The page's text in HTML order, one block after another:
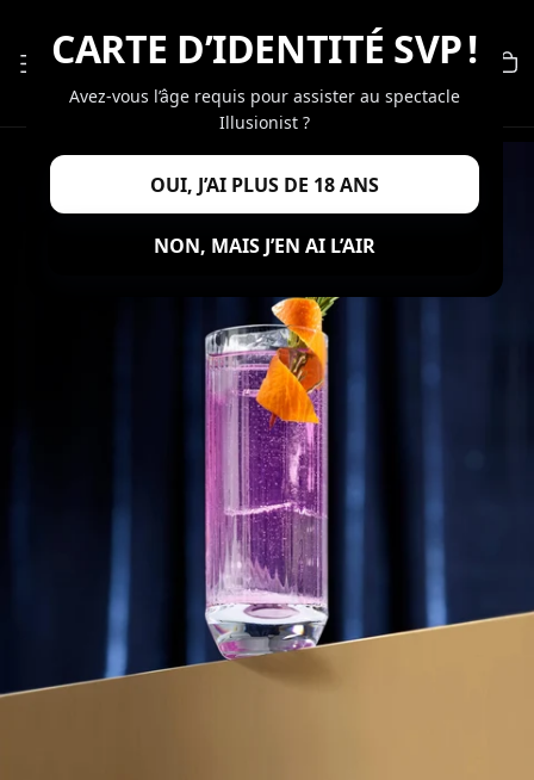
CONTENU
CARTE D’IDENTITÉ SVP !
Avez-vous l’âge requis pour assister au spectacle
Illusionist ?
OUI, J’AI PLUS DE 18 ANS
NON, MAIS J’EN AI L’AIR